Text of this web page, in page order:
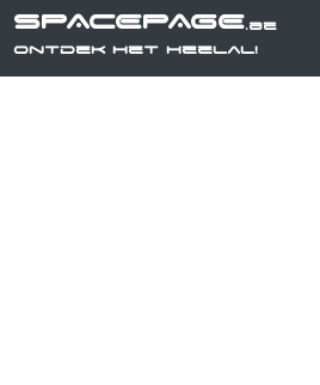
SPACEPAGE.be
Ontdek het heelal!